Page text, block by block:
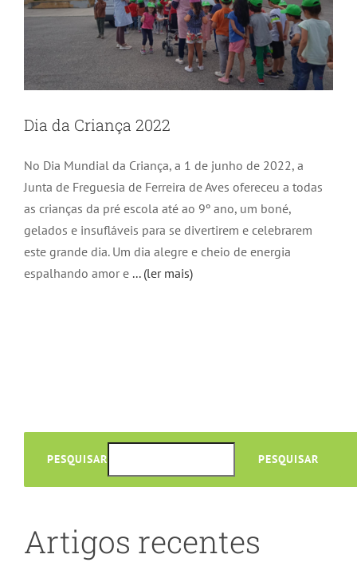
Dia da Criança 2022
No Dia Mundial da Criança, a 1 de junho de 2022, a
Junta de Freguesia de Ferreira de Aves ofereceu a todas
as crianças da pré escola até ao 9º ano, um boné,
gelados e insufláveis para se divertirem e celebrarem
este grande dia. Um dia alegre e cheio de energia
espalhando amor e ... (ler mais)
PESQUISAR PESQUISAR
Artigos recentes